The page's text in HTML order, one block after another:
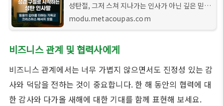
성탄절, 그저 스쳐 지나가는 인사가 아닌 깊은 믿음
과 사랑을 담은 메시지를 전하고 싶으신가요? 올해
크리스마스에는 성경 구절로 시작하는 진심 어린
modu.metacoupas.com
비즈니스 관계 및 협력사에게
비즈니스 관계에서는 너무 가볍지 않으면서도 진정성 있는 감
사와 덕담을 전하는 것이 중요합니다. 한 해 동안의 협력에 대
한 감사와 다가올 새해에 대한 기대를 함께 표현해 보세요.